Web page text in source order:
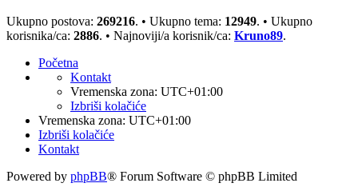
Ukupno postova: 269216. • Ukupno tema: 12949. • Ukupno
korisnika/ca: 2886. • Najnoviji/a korisnik/ca: Kruno89.
Početna
Kontakt
Vremenska zona: UTC+01:00
Izbriši kolačiće
Vremenska zona: UTC+01:00
Izbriši kolačiće
Kontakt
Powered by phpBB® Forum Software © phpBB Limited